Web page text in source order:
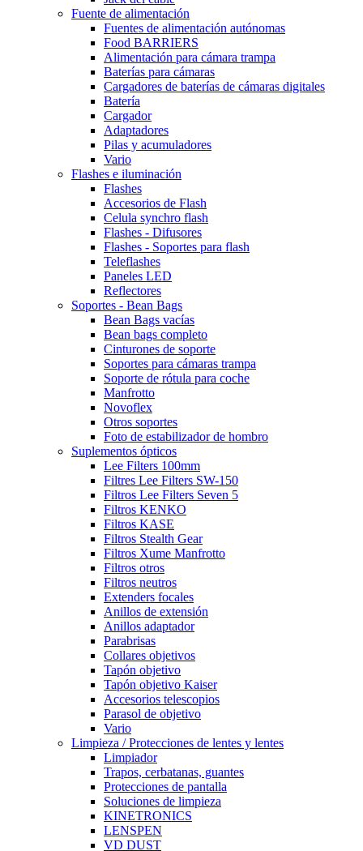
Fuente de alimentación
Fuentes de alimentación autónomas
Food BARRIERS
Alimentación para cámara trampa
Baterías para cámaras
Cargadores de baterías de cámaras digitales
Batería
Cargador
Adaptadores
Pilas y acumuladores
Vario
Flashes e iluminación
Flashes
Accesorios de Flash
Celula synchro flash
Flashes - Difusores
Flashes - Soportes para flash
Teleflashes
Paneles LED
Reflectores
Soportes - Bean Bags
Bean Bags vacías
Bean bags completo
Cinturones de soporte
Soportes para cámaras trampa
Soporte de rótula para coche
Manfrotto
Novoflex
Otros soportes
Foto de estabilizador de hombro
Suplementos ópticos
Lee Filters 100mm
Filtres Lee Filters SW-150
Filtros Lee Filters Seven 5
Filtros KENKO
Filtros KASE
Filtros Stealth Gear
Filtros Xume Manfrotto
Filtros otros
Filtros neutros
Extenders focales
Anillos de extensión
Anillos adaptador
Parabrisas
Collares objetivos
Tapón objetivo
Tapón objetivo Kaiser
Accesorios telescopios
Parasol de objetivo
Vario
Limpieza / Protecciones de lentes y lentes
Limpiador
Trapos, cerbatanas, guantes
Protecciones de pantalla
Soluciones de limpieza
KINETRONICS
LENSPEN
VD DUST